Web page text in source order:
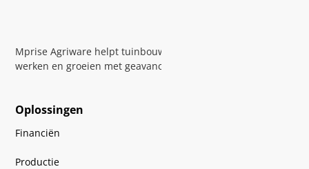
Mprise Agriware helpt tuinbouwbedrijven efficiënter
werken en groeien met geavanceerde software en expertise
Oplossingen
Financiën
Productie